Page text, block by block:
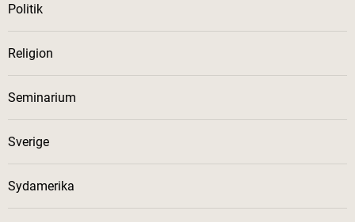
Politik
Religion
Seminarium
Sverige
Sydamerika